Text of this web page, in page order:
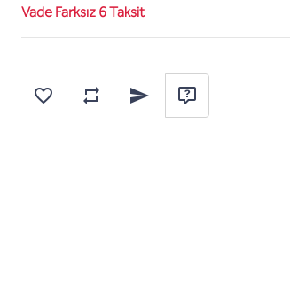
Vade Farksız 6 Taksit
Favorilere ekle
Karşılaştırma listesine ekle
Arkadaşına e-posta ile gönder
Soru sor